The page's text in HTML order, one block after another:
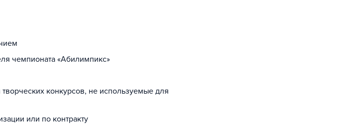
чемпионата «Абилимпикс»
конкурсов, не используемые для
или по контракту